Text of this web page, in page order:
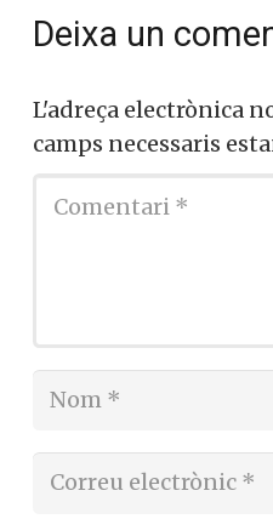
Deixa un
L'adreça electrònica
camps necessaris